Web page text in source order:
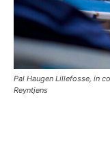
Pal Haugen Lillefosse, in
Reyntjens